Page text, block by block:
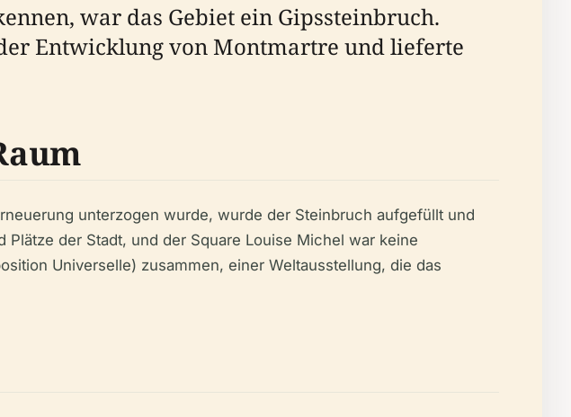
war das Gebiet ein Gipssteinbruch.
Entwicklung von Montmartre und lieferte
unterzogen wurde, wurde der Steinbruch aufgefüllt und
der Stadt, und der Square Louise Michel war keine
Universelle) zusammen, einer Weltausstellung, die das